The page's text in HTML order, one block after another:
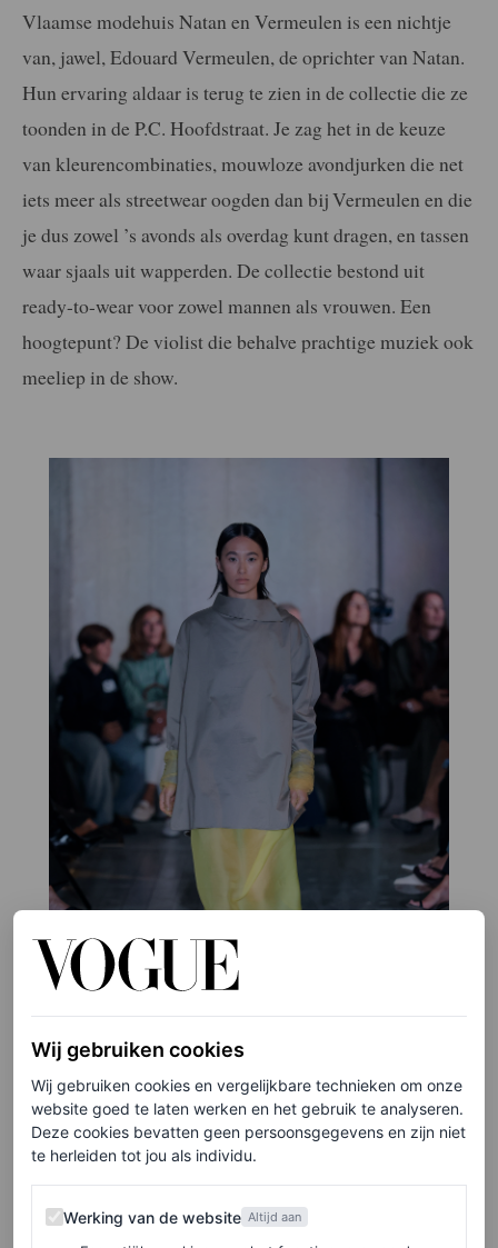
Vlaamse modehuis Natan en Vermeulen is een nichtje
van, jawel, Edouard Vermeulen, de oprichter van Natan.
Hun ervaring aldaar is terug te zien in de collectie die ze
toonden in de P.C. Hoofdstraat. Je zag het in de keuze
van kleurencombinaties, mouwloze avondjurken die net
iets meer als streetwear oogden dan bij Vermeulen en die
je dus zowel ’s avonds als overdag kunt dragen, en tassen
waar sjaals uit wapperden. De collectie bestond uit
ready-to-wear voor zowel mannen als vrouwen. Een
hoogtepunt? De violist die behalve prachtige muziek ook
meeliep in de show.
©11PM STUDIO
3/4
Wij gebruiken cookies
Wij gebruiken cookies en vergelijkbare technieken om onze
website goed te laten werken en het gebruik te analyseren.
Deze cookies bevatten geen persoonsgegevens en zijn niet
te herleiden tot jou als individu.
Werking van de website
Werking van de website Altijd aan